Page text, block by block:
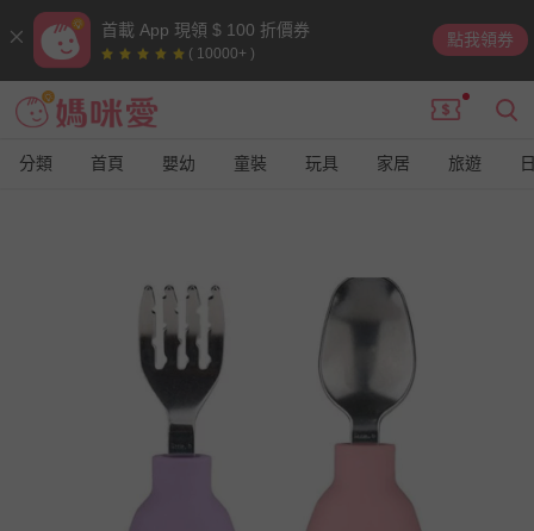
首載 App 現領 $ 100 折價券
( 10000+ )
點我領券
分類 首頁 嬰幼 童裝 玩具 家居 旅遊